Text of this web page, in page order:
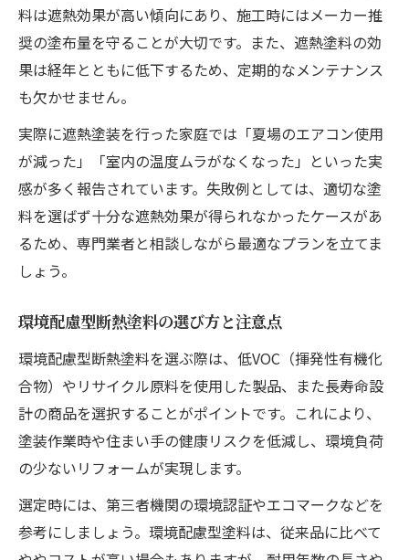
料は遮熱効果が高い傾向にあり、施工時にはメーカー推
奨の塗布量を守ることが大切です。また、遮熱塗料の効
果は経年とともに低下するため、定期的なメンテナンス
も欠かせません。
実際に遮熱塗装を行った家庭では「夏場のエアコン使用
が減った」「室内の温度ムラがなくなった」といった実
感が多く報告されています。失敗例としては、適切な塗
料を選ばず十分な遮熱効果が得られなかったケースがあ
るため、専門業者と相談しながら最適なプランを立てま
しょう。
環境配慮型断熱塗料の選び方と注意点
環境配慮型断熱塗料を選ぶ際は、低VOC（揮発性有機化
合物）やリサイクル原料を使用した製品、また長寿命設
計の商品を選択することがポイントです。これにより、
塗装作業時や住まい手の健康リスクを低減し、環境負荷
の少ないリフォームが実現します。
選定時には、第三者機関の環境認証やエコマークなどを
参考にしましょう。環境配慮型塗料は、従来品に比べて